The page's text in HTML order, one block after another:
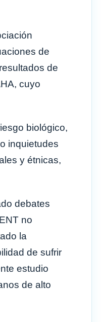
de
de
cuyo
biológico,
inquietudes
y étnicas,
debates
no
la
de sufrir
estudio
de alto